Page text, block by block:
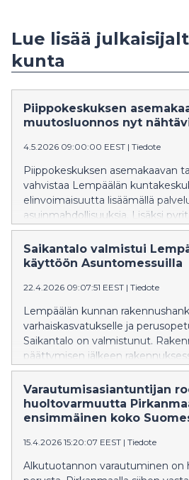
Lue lisää
kunta
Piippokeskuksen
muutosluonnos nyt
4.5.2026 09:00:00 EEST | Tiedote
Piippokeskuksen asemakaavan
vahvistaa Lempäälän
elinvoimaisuutta lisäämällä
asuinmahdollisuuksia. Lisäksi
kulttuurin, tapahtumien ja arjen
joka sijaitsee joukkoliikenteen
palveluita ja rautatieasemaa.
Saikantalo valmistui
käyttöön Asuntomessuilla
22.4.2026 09:07:51 EEST | Tiedote
Lempäälän kunnan
varhaiskasvatukselle ja
Saikantalo on valmistunut.
päättymisen jälkeen
irtokalustetoimitukset sekä
Saikantalo toimii messukohteena
Oy:n käytössä
ravintolatoimitsijan käytössä.
Varautumisasiantuntijan
huoltovarmuutta
ensimmäinen koko
15.4.2026 15:20:07 EEST | Tiedote
Alkutuotannon varautuminen on